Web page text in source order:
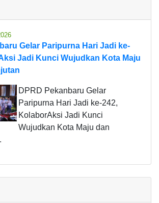
Gelar Paripurna Hari Jadi ke-
Jadi Kunci Wujudkan Kota Maju
DPRD Pekanbaru Gelar
Paripurna Hari Jadi ke-242,
KolaborAksi Jadi Kunci
Wujudkan Kota Maju dan